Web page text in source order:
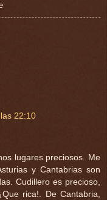
22:10
lugares preciosos. Me
y Cantabrias son
Cudillero es precioso,
rica!. De Cantabria,